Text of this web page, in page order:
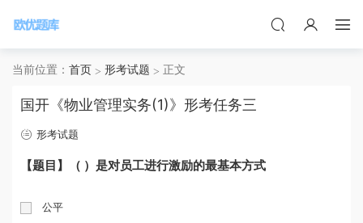
当前位置： 首页 形考试题 正文
国开《物业管理实务(1)》形考任务三
形考试题
【题目】（ ）是对员工进行激励的最基本方式
公平